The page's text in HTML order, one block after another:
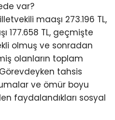
var?
maaşı 273.196 TL,
177.658 TL, geçmişte
olmuş ve sonradan
olanların toplam
tahsis
ve ömür boyu
faydalandıkları sosyal